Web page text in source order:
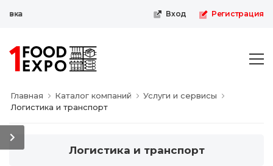
Вход Регистрация
Главная Каталог компаний
Услуги и сервисы
Логистика и транспорт
Логистика и транспорт